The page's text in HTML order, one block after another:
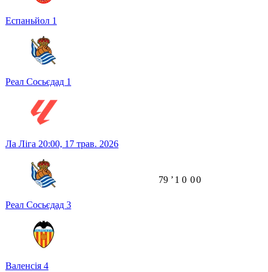
Еспаньйол 1
Реал Сосьєдад 1
Ла Ліга 20:00, 17 трав. 2026
Реал Сосьєдад 3
Валенсія 4
79 ʼ 1 0 00